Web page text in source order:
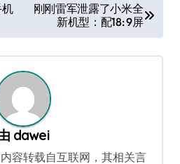
机
刚刚雷军泄露了小米全
新机型：配18: 9屏
dawei
内容转载自互联网，其相关言